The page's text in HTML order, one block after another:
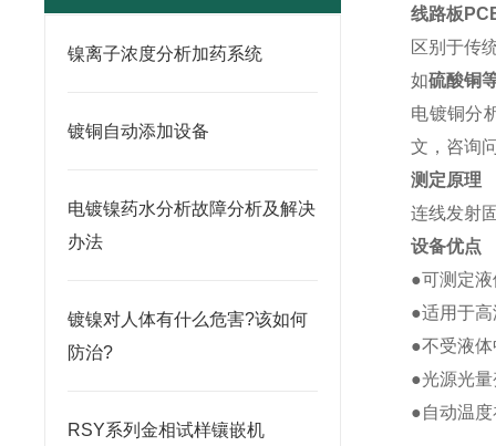
镍离子浓度分析加药系统
镀铜自动添加设备
电镀镍药水分析故障分析及解决
办法
镀镍对人体有什么危害?该如何
防治?
RSY系列金相试样镶嵌机
线路板
区别于传
如硫酸铜
电镀铜分
文，咨询
测定原理
连线发射
设备优点
●可测定
●适用于
●不受液
●光源光
●自动温